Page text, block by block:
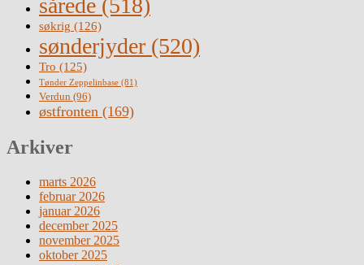
sårede (518)
søkrig (126)
sønderjyder (520)
Tro (125)
Tønder Zeppelinbase (81)
Verdun (96)
østfronten (169)
Arkiver
marts 2026
februar 2026
januar 2026
december 2025
november 2025
oktober 2025